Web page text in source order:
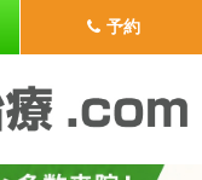
予約